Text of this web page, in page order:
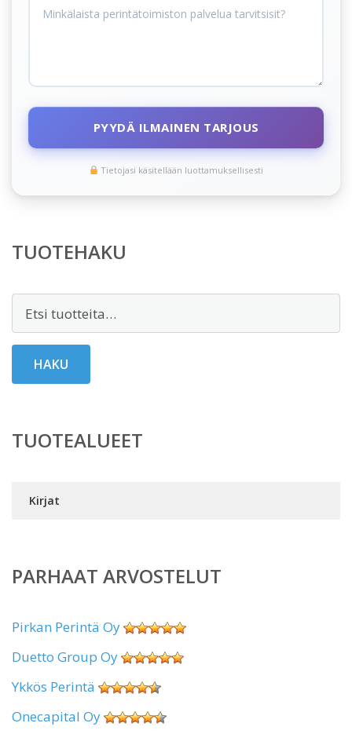
PYYDÄ ILMAINEN TARJOUS
Tietojasi käsitellään luottamuksellisesti
TUOTEHAKU
HAKU
TUOTEALUEET
Kirjat
PARHAAT ARVOSTELUT
Pirkan Perintä Oy
Duetto Group Oy
Ykkös Perintä
Onecapital Oy